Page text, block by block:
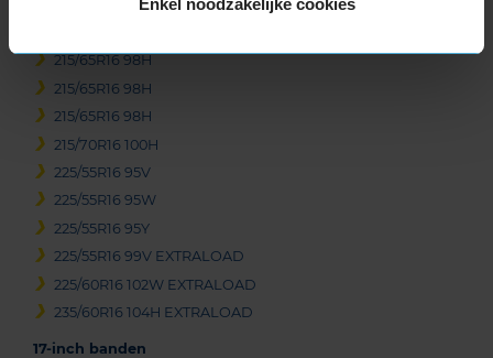
215/65R16 102V EXTRALOAD
215/65R16 98H
215/65R16 98H
215/65R16 98H
215/70R16 100H
225/55R16 95V
225/55R16 95W
225/55R16 95Y
225/55R16 99V EXTRALOAD
225/60R16 102W EXTRALOAD
235/60R16 104H EXTRALOAD
17-inch banden